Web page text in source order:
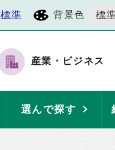
標準 背景色 標
産業・ビジネス
選んで探す